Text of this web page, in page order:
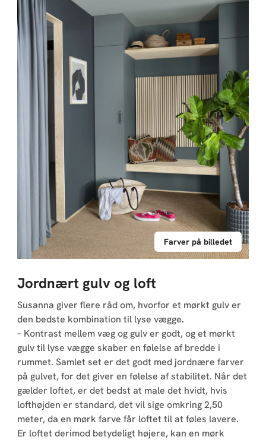
Farver på billedet
Jordnært gulv og loft
Susanna giver flere råd om, hvorfor et mørkt gulv er
den bedste kombination til lyse vægge.
– Kontrast mellem væg og gulv er godt, og et mørkt
gulv til lyse vægge skaber en følelse af bredde i
rummet. Samlet set er det godt med jordnære farver
på gulvet, for det giver en følelse af stabilitet. Når det
gælder loftet, er det bedst at male det hvidt, hvis
lofthøjden er standard, det vil sige omkring 2,50
meter, da en mørk farve får loftet til at føles lavere.
Er loftet derimod betydeligt højere, kan en mørk